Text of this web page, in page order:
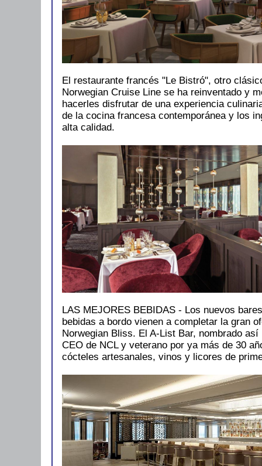
El restaurante francés "Le Bistró", otro
Norwegian Cruise Line se ha reinventado y
hacerles disfrutar de una experiencia
de la cocina francesa contemporánea y los
alta calidad.
LAS MEJORES BEBIDAS - Los nuevos
bebidas a bordo vienen a completar la gran
Norwegian Bliss. El A-List Bar, nombrado
CEO de NCL y veterano por ya más de 30
cócteles artesanales, vinos y licores de